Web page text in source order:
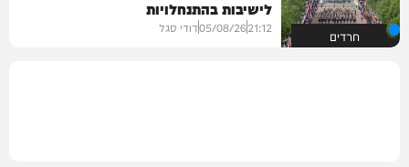
חרדים
לישיבות בהתנחלויות
21:12
05/08/26דודי סגל